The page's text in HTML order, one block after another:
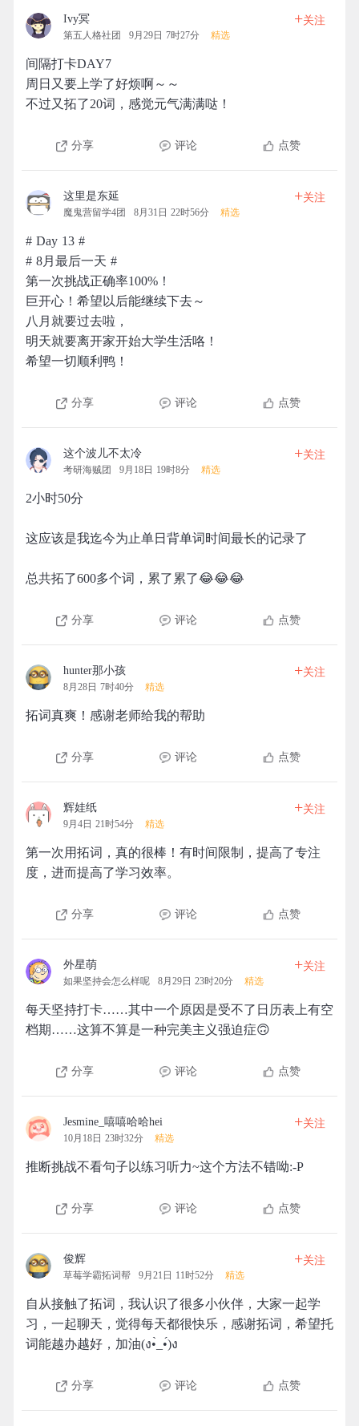
Ivy冥
第五人格社团 9月29日 7时27分 精选
+关注
间隔打卡DAY7
周日又要上学了好烦啊～～
不过又拓了20词，感觉元气满满哒！
分享 评论 点赞
这里是东延
魔鬼营留学4团 8月31日 22时56分 精选
+关注
# Day 13 #
# 8月最后一天 #
第一次挑战正确率100%！
巨开心！希望以后能继续下去～
八月就要过去啦，
明天就要离开家开始大学生活咯！
希望一切顺利鸭！
分享 评论 点赞
这个波儿不太冷
考研海贼团 9月18日 19时8分 精选
+关注
2小时50分
这应该是我迄今为止单日背单词时间最长的记录了
总共拓了600多个词，累了累了😂😂😂
分享 评论 点赞
hunter那小孩
8月28日 7时40分 精选
+关注
拓词真爽！感谢老师给我的帮助
分享 评论 点赞
辉娃纸
9月4日 21时54分 精选
+关注
第一次用拓词，真的很棒！有时间限制，提高了专注
度，进而提高了学习效率。
分享 评论 点赞
外星萌
如果坚持会怎么样呢 8月29日 23时20分 精选
+关注
每天坚持打卡……其中一个原因是受不了日历表上有空
档期……这算不算是一种完美主义强迫症🙃
分享 评论 点赞
Jesmine_嘻嘻哈哈hei
10月18日 23时32分 精选
+关注
推断挑战不看句子以练习听力~这个方法不错呦:-P
分享 评论 点赞
俊辉
草莓学霸拓词帮 9月21日 11时52分 精选
+关注
自从接触了拓词，我认识了很多小伙伴，大家一起学
习，一起聊天，觉得每天都很快乐，感谢拓词，希望托
词能越办越好，加油(ง•̀_•́)ง
分享 评论 点赞